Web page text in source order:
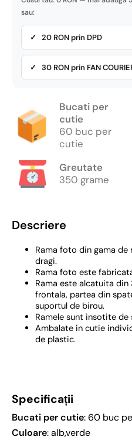
sau:
✓ 20 RON prin DPD
✓ 30 RON prin FAN
Bucati per
cutie
60 buc per
cutie
Greutate
350 grame
Descriere
Rama foto din gama de
dragi.
Rama foto este
Rama este alcatuita
frontala, partea din
suportul de birou.
Ramele sunt insotite
Ambalate in cutie
de plastic.
Specificații
Bucati per cutie: 60 buc
Culoare: alb,verde